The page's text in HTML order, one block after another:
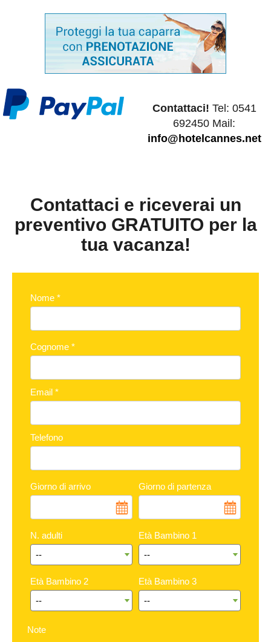
Contattaci! Tel: 0541
692450 Mail:
info@hotelcannes.net
Contattaci e riceverai un
preventivo GRATUITO per la
tua vacanza!
Nome *
Cognome *
Email *
Telefono
Giorno di arrivo Giorno di partenza
N. adulti Età Bambino 1
Età Bambino 2 Età Bambino 3
Note